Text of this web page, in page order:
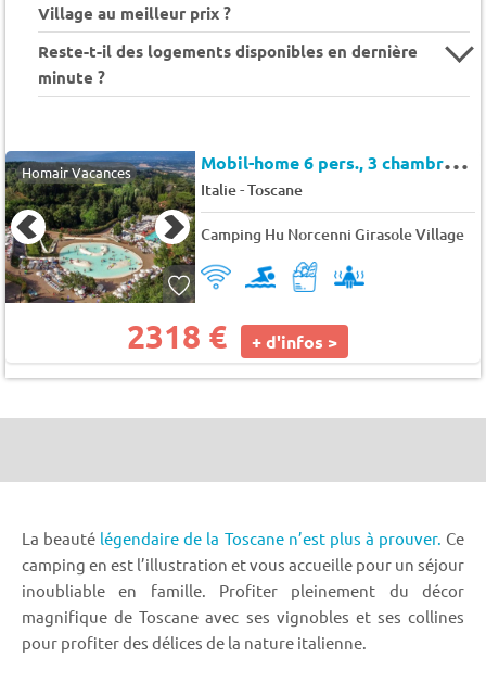
Village au meilleur prix ?
Reste-t-il des logements disponibles en dernière
minute ?
Homair Vacances M
obil-home 6 pers., 3 chambres, 35 m²
Italie-Toscane
Camping Hu Norcenni Girasole Village
2318 € + d'infos >
La beauté légendaire de la Toscane n’est plus à prouver. Ce
camping en est l’illustration et vous accueille pour un séjour
inoubliable en famille. Profiter pleinement du décor
magnifique de Toscane avec ses vignobles et ses collines
pour profiter des délices de la nature italienne.